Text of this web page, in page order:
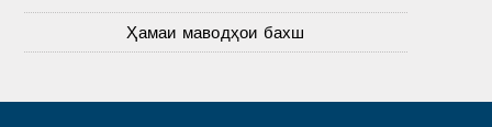
Ҳамаи маводҳои бахш